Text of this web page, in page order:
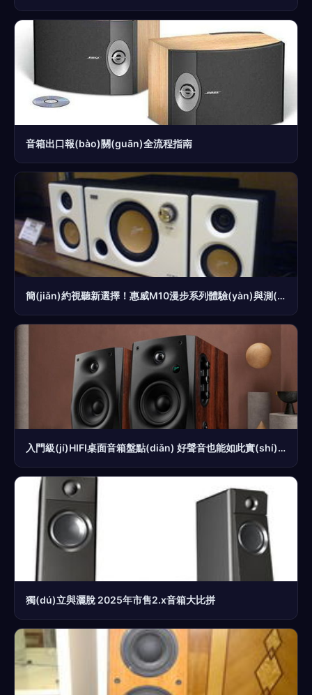
音箱出口報(bào)關(guān)全流程指南
簡(jiǎn)約視聽新選擇！惠威M10漫步系列體驗(yàn)與測(cè)評(píng)
入門級(jí)HIFI桌面音箱盤點(diǎn) 好聲音也能如此實(shí)惠
獨(dú)立與灑脫 2025年市售2.x音箱大比拼